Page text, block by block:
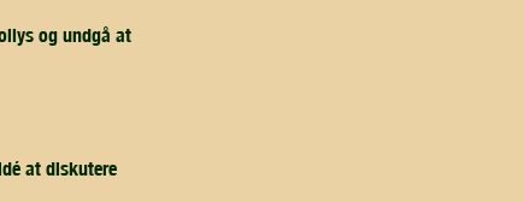
og undgå at
at diskutere